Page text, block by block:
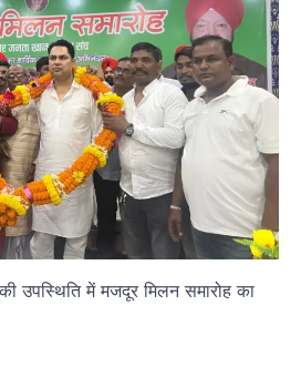
उपस्थिति में मजदूर मिलन समारोह का